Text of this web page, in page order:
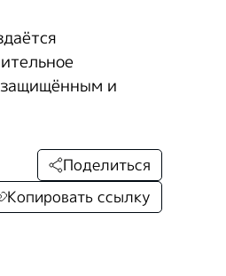
защищённым и
Поделиться
Копировать ссылку